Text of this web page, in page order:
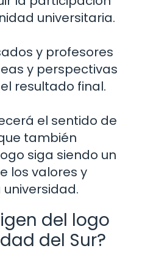
universitaria.
y profesores
y perspectivas
resultado final.
el sentido de
también
siga siendo un
los valores y
del logo
del Sur?